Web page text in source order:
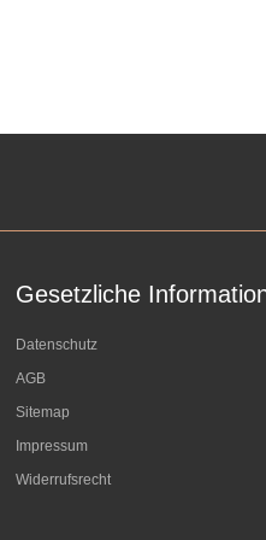
Gesetzliche
Datenschutz
AGB
Sitemap
Impressum
Widerrufsrecht